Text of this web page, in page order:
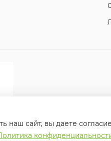
наш сайт, вы даете